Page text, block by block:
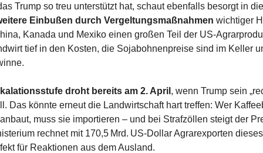
Trump so treu unterstützt hat, schaut ebenfalls besorgt in
Einbußen durch Vergeltungsmaßnahmen wichtiger
Kanada und Mexiko einen großen Teil der US-
tief in den Kosten, die Sojabohnenpreise sind im Keller
droht bereits am 2. April , wenn Trump sein
Das könnte erneut die Landwirtschaft hart treffen: Wer
muss sie importieren – und bei Strafzöllen steigt der
rechnet mit 170,5 Mrd. US-Dollar Agrarexporten
für Reaktionen aus dem Ausland.